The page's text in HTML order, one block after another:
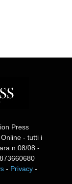
Press
- tutti i
n.08/08 -
- Privacy -